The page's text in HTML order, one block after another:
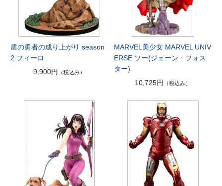
盾の勇者の成り上がり season
2 フィーロ
9,900円
（税込み）
MARVEL美少女 MARVEL UNIV
ERSE ソー(ジェーン・フォス
ター)
10,725円
（税込み）